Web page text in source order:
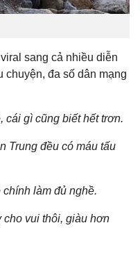
sang cả nhiều diễn
đa số dân mạng
cái gì cũng biết hết trơn.
Trung đều có máu tấu
làm đủ nghề.
cho vui thôi, giàu hơn